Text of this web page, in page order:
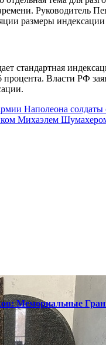
Руководитель
размеры
стандартная
Власти РФ
Наполеона солдаты
Михаэлем
Мемориальные